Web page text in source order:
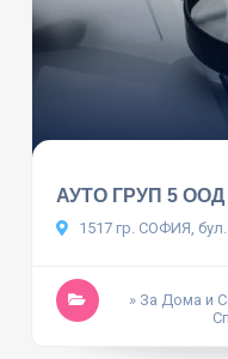
АУТО ГРУП 5 ООД
1517 гр. СОФИЯ,
» За Дома и